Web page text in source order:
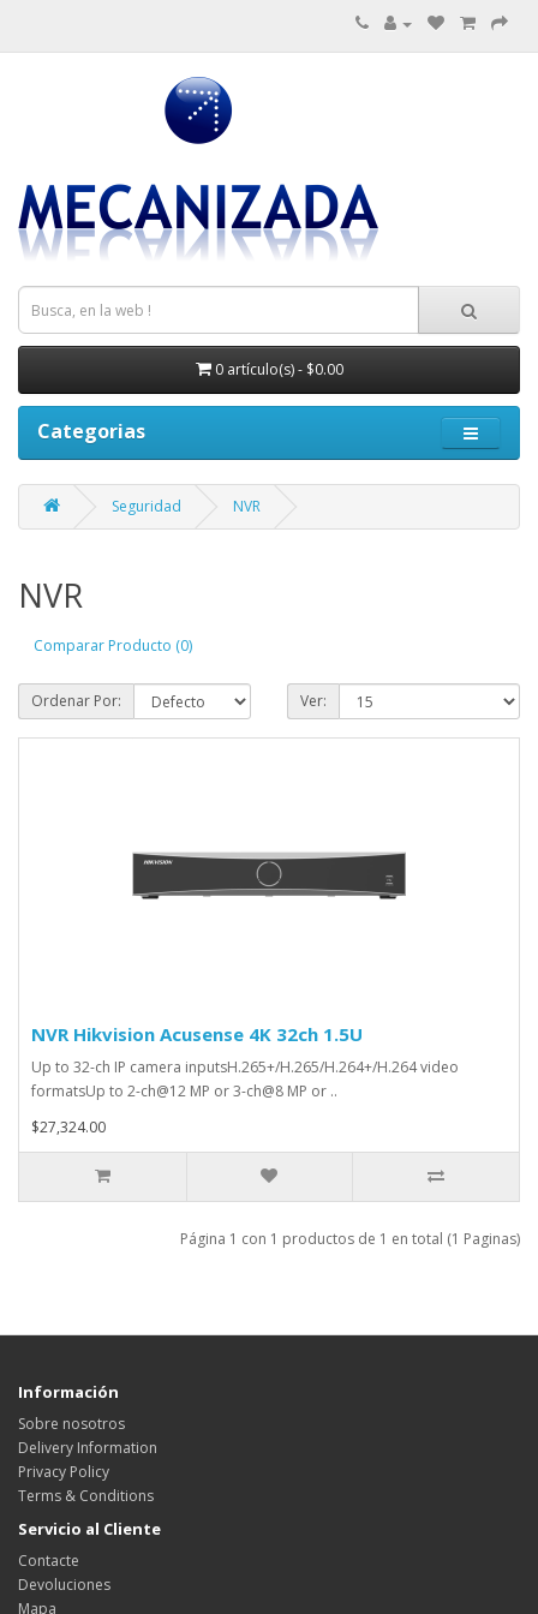
0 artículo(s) - $0.00
Categorias
Seguridad NVR
NVR
Comparar Producto (0)
Ordenar Por: Ver:
NVR Hikvision Acusense 4K 32ch 1.5U
Up to 32-ch IP camera inputsH.265+/H.265/H.264+/H.264 video
formatsUp to 2-ch@12 MP or 3-ch@8 MP or ..
$27,324.00
Página 1 con 1 productos de 1 en total (1 Paginas)
Información
Sobre nosotros
Delivery Information
Privacy Policy
Terms & Conditions
Servicio al Cliente
Contacte
Devoluciones
Mapa